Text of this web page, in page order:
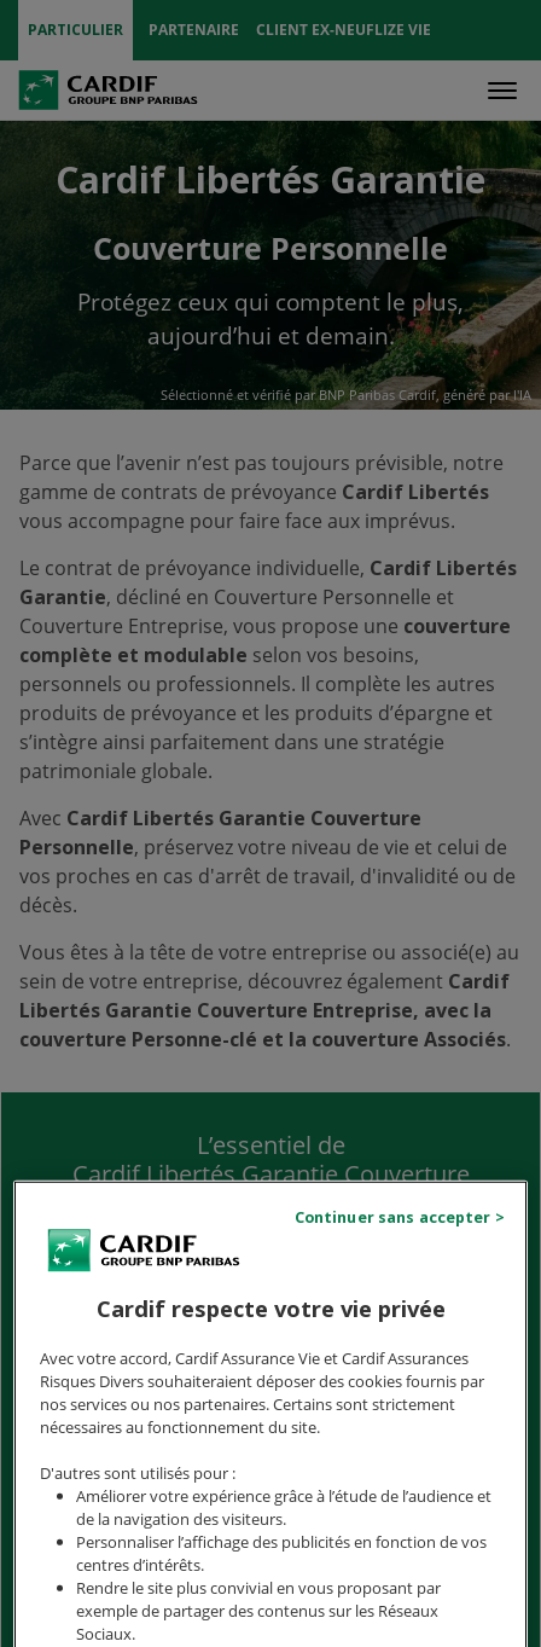
PARTICULIER PARTENAIRE CLIENT EX-NEUFLIZE VIE
Cardif Libertés Garantie
Couverture Personnelle
Protégez ceux qui comptent le plus,
aujourd’hui et demain.
Sélectionné et vérifié par BNP Paribas Cardif, généré par l'IA
Parce que l’avenir n’est pas toujours prévisible, notre
gamme de contrats de prévoyance Cardif Libertés
vous accompagne pour faire face aux imprévus.
Le contrat de prévoyance individuelle, Cardif Libertés
Garantie, décliné en Couverture Personnelle et
Couverture Entreprise, vous propose une couverture
complète et modulable selon vos besoins,
personnels ou professionnels. Il complète les autres
produits de prévoyance et les produits d’épargne et
s’intègre ainsi parfaitement dans une stratégie
patrimoniale globale.
Avec Cardif Libertés Garantie Couverture
Personnelle, préservez votre niveau de vie et celui de
vos proches en cas d'arrêt de travail, d'invalidité ou de
décès.
Vous êtes à la tête de votre entreprise ou associé(e) au
sein de votre entreprise, découvrez également Cardif
Libertés Garantie Couverture Entreprise, avec la
couverture Personne-clé et la couverture Associés.
L’essentiel de
Cardif Libertés Garantie Couverture
Personnelle
Une solution adaptée à votre profil et
vos besoins
Une fiscalité avantageuse
Cardif respecte votre vie privée
Avec votre accord, Cardif Assurance Vie et Cardif Assurances
Risques Divers souhaiteraient déposer des cookies fournis par
nos services ou nos partenaires. Certains sont strictement
nécessaires au fonctionnement du site.
D'autres sont utilisés pour :
Améliorer votre expérience grâce à l’étude de l’audience et
de la navigation des visiteurs.
Personnaliser l’affichage des publicités en fonction de vos
centres d’intérêts.
Rendre le site plus convivial en vous proposant par
exemple de partager des contenus sur les Réseaux
Sociaux.